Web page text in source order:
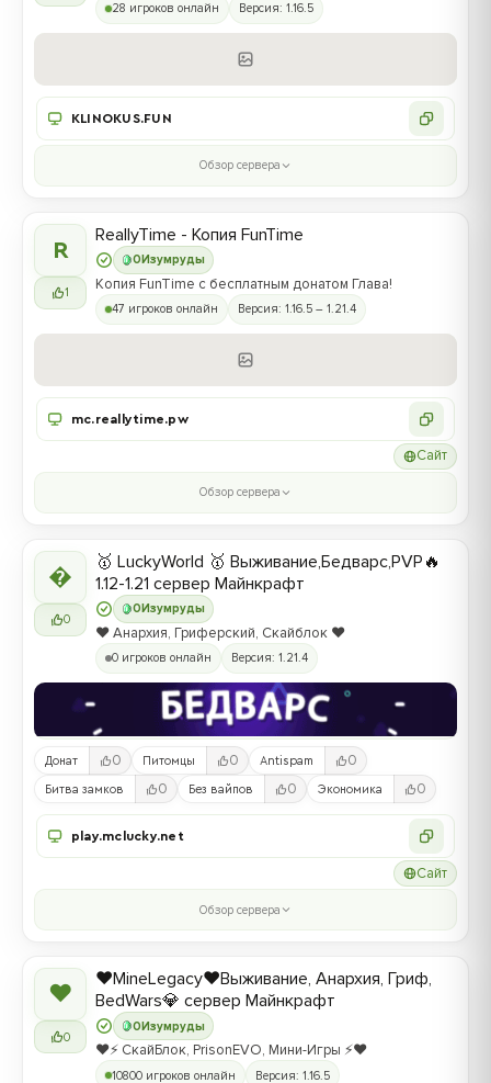
28 игроков онлайн Версия: 1.16.5
KLINOKUS.FUN
Обзор сервера
R
1
0 Изумруды
ReallyTime - Копия FunTime
Копия FunTime с бесплатным донатом Глава!
47 игроков онлайн Версия: 1.16.5 – 1.21.4
mc.reallytime.pw
Сайт
Обзор сервера

0
0 Изумруды
🥇 LuckyWorld 🥇 Выживание,Бедварс,PVP🔥
1.12-1.21 сервер Майнкрафт
❤️ Анархия, Гриферский, Скайблок ❤️
0 игроков онлайн Версия: 1.21.4
Донат 0 Питомцы 0 Antispam 0
Битва замков 0 Без вайпов 0 Экономика 0
play.mclucky.net
Сайт
Обзор сервера
❤
0
0Изумруды
❤️MineLegacy❤️Выживание, Анархия, Гриф,
BedWars💎 сервер Майнкрафт
❤️⚡️ СкайБлок, PrisonEVO, Мини-Игры ⚡️❤️
10800 игроков онлайн Версия: 1.16.5